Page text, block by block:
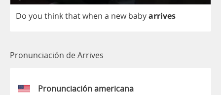
Do you thinkthatwhen a new babyarrives
Pronunciación de Arrives
Pronunciación americana